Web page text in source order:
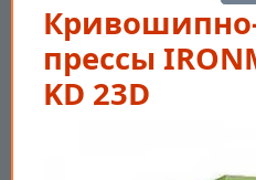
прессы
KD 23D